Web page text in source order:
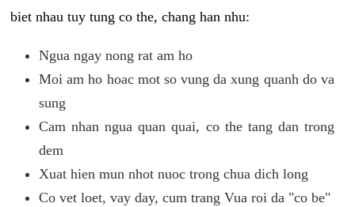
biet nhau tuy tung co the, chang han nhu:
Ngua ngay nong rat am ho
Moi am ho hoac mot so vung da xung quanh do va
sung
Cam nhan ngua quan quai, co the tang dan trong
dem
Xuat hien mun nhot nuoc trong chua dich long
Co vet loet, vay day, cum trang Vua roi da "co be"